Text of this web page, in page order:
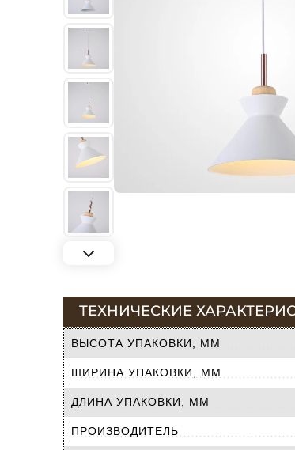
ТЕХНИЧЕСКИЕ
ВЫСОТА УПАКОВКИ, ММ
ШИРИНА УПАКОВКИ, ММ
ДЛИНА УПАКОВКИ, ММ
ПРОИЗВОДИТЕЛЬ